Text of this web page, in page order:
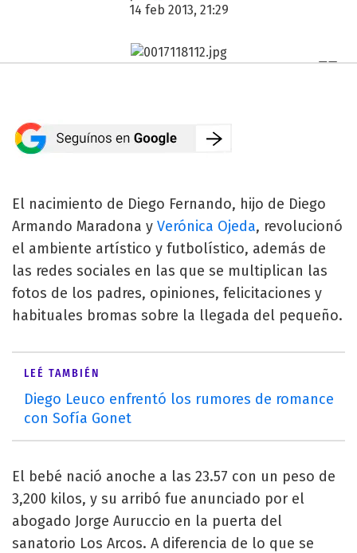
14 feb 2013, 21:29
El nacimiento de Diego Fernando, hijo de Diego
Armando Maradona y Verónica Ojeda, revolucionó
el ambiente artístico y futbolístico, además de
las redes sociales en las que se multiplican las
fotos de los padres, opiniones, felicitaciones y
habituales bromas sobre la llegada del pequeño.
LEÉ TAMBIÉN
Diego Leuco enfrentó los rumores de romance
con Sofía Gonet
El bebé nació anoche a las 23.57 con un peso de
3,200 kilos, y su arribó fue anunciado por el
abogado Jorge Auruccio en la puerta del
sanatorio Los Arcos. A diferencia de lo que se